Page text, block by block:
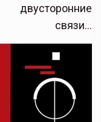
двусторонние
связи…